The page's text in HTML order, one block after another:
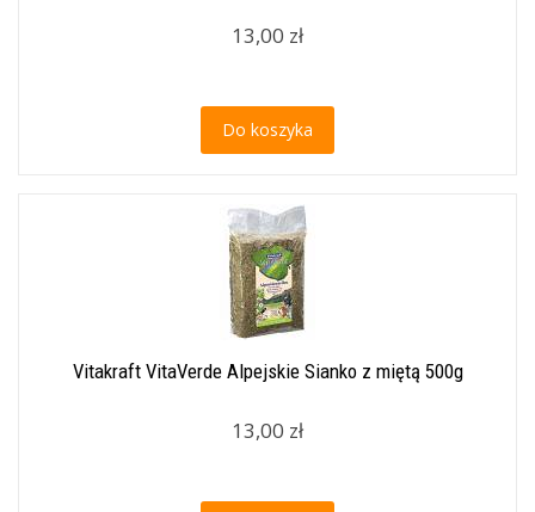
13,00 zł
Do koszyka
Vitakraft VitaVerde Alpejskie Sianko z miętą 500g
13,00 zł